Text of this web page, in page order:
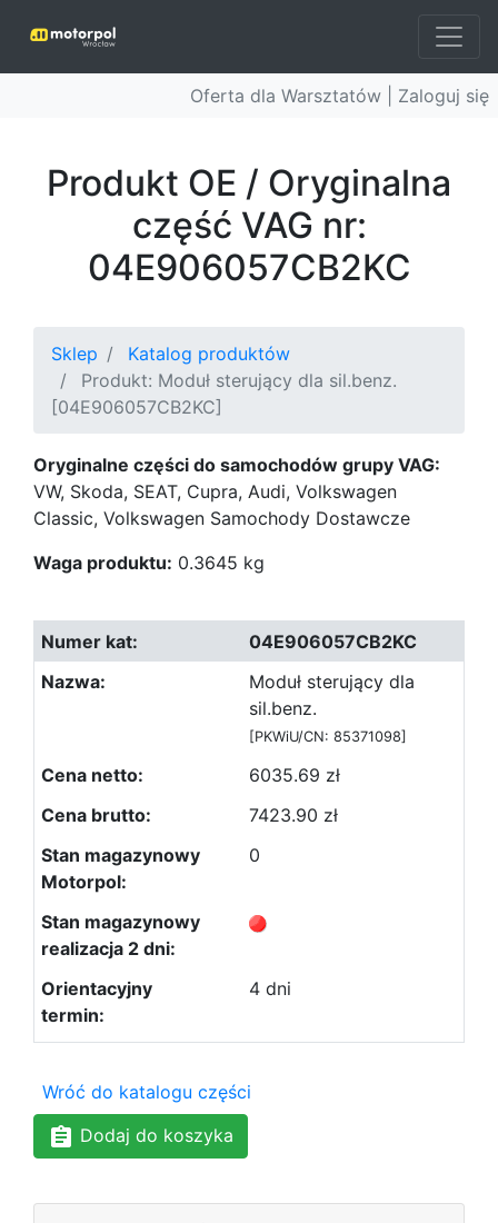
Oferta dla Warsztatów | Zaloguj się
Produkt OE / Oryginalna
część VAG nr:
04E906057CB2KC
Sklep
Katalog produktów
Produkt: Moduł sterujący dla sil.benz.
[04E906057CB2KC]
Oryginalne części do samochodów grupy VAG:
VW, Skoda, SEAT, Cupra, Audi, Volkswagen
Classic, Volkswagen Samochody Dostawcze
Waga produktu: 0.3645 kg
04E906057CB2KC
Moduł sterujący dla
sil.benz.
[PKWiU/CN: 85371098]
6035.69 zł
7423.90 zł
0
4 dni
Wróć do katalogu części
Dodaj do koszyka